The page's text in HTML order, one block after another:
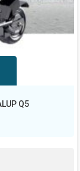
Q5